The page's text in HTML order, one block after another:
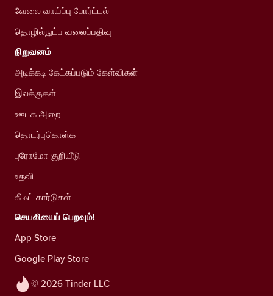
© 2026 Tinder LLC
வேலை வாய்ப்பு போர்ட்டல்
தொழில்நுட்ப வலைப்பதிவு
நிறுவனம்
அடிக்கடி கேட்கப்படும் கேள்விகள்
இலக்குகள்
ஊடக அறை
தொடர்புகொள்க
புரோமோ குறியீடு
உதவி
கிஃட் கார்டுகள்
செயலியைப் பெறவும்!
App Store
Google Play Store